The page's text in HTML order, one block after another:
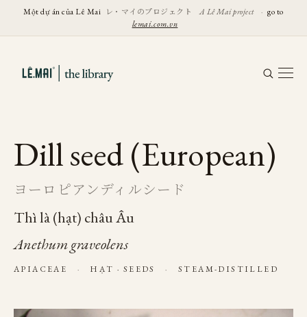
Một dự án của Lê Mai レ・マイのプロジェクト A Lê Mai project · go to
lemai.com.vn
Dill seed (European)
ヨーロピアンディルシード
Thì là (hạt) châu Âu
Anethum graveolens
APIACEAE · HẠT · SEEDS · STEAM-DISTILLED